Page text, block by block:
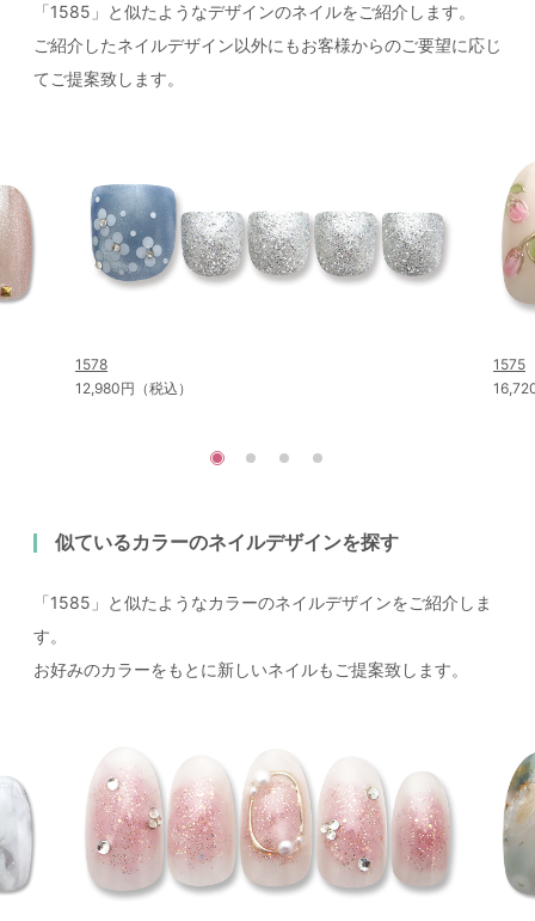
「1585」と似たようなデザインのネイルをご紹介します。
ご紹介したネイルデザイン以外にもお客様からのご要望に応じ
てご提案致します。
1578
12,980円（税込）
1575
似ているカラーのネイルデザインを探す
「1585」と似たようなカラーのネイルデザインをご紹介しま
す。
お好みのカラーをもとに新しいネイルもご提案致します。